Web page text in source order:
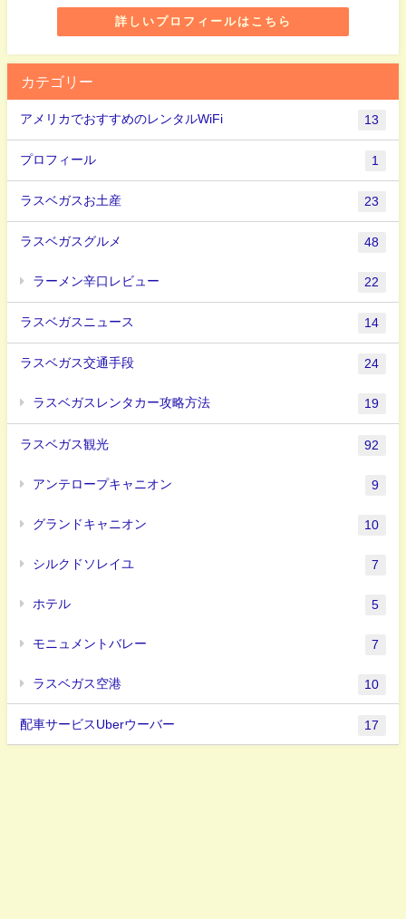
詳しいプロフィールはこちら
カテゴリー
アメリカでおすすめのレンタルWiFi 13
プロフィール 1
ラスベガスお土産 23
ラスベガスグルメ 48
ラーメン辛口レビュー 22
ラスベガスニュース 14
ラスベガス交通手段 24
ラスベガスレンタカー攻略方法 19
ラスベガス観光 92
アンテロープキャニオン 9
グランドキャニオン 10
シルクドソレイユ 7
ホテル 5
モニュメントバレー 7
ラスベガス空港 10
配車サービスUberウーバー 17